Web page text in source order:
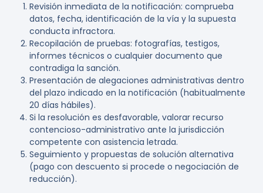
Revisión inmediata de la notificación: comprueba
datos, fecha, identificación de la vía y la supuesta
conducta infractora.
Recopilación de pruebas: fotografías, testigos,
informes técnicos o cualquier documento que
contradiga la sanción.
Presentación de alegaciones administrativas dentro
del plazo indicado en la notificación (habitualmente
20 días hábiles).
Si la resolución es desfavorable, valorar recurso
contencioso-administrativo ante la jurisdicción
competente con asistencia letrada.
Seguimiento y propuestas de solución alternativa
(pago con descuento si procede o negociación de
reducción).